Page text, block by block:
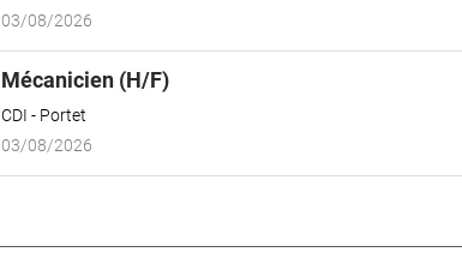
03/08/2026
Mécanicien (H/F)(Nouvelle
CDI
Portet
03/08/2026